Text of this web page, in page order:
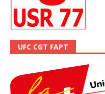
UFC CGT FAPT